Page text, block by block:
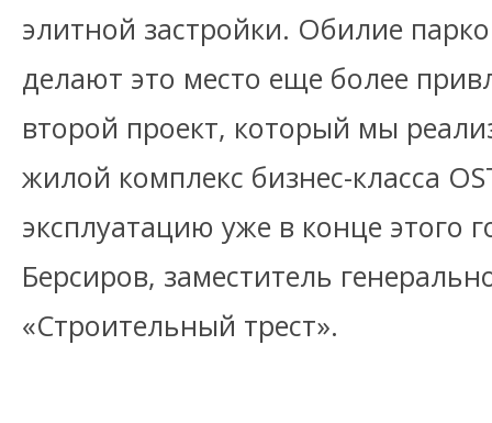
элитной застройки. Обилие
делают это место еще более
второй проект, который мы
жилой комплекс бизнес-класса
эксплуатацию уже в конце этого
Берсиров, заместитель
«Строительный трест».